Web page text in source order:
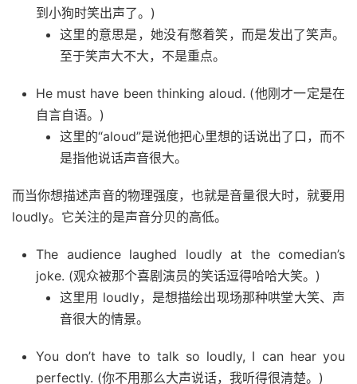
到小狗时笑出声了。)
这里的意思是，她没有憋着笑，而是发出了笑声。
至于笑声大不大，不是重点。
He must have been thinking aloud. (他刚才一定是在
自言自语。)
这里的“aloud”是说他把心里想的话说出了口，而不
是指他说话声音很大。
而当你想描述声音的物理强度，也就是音量很大时，就要用
loudly。它关注的是声音分贝的高低。
The audience laughed loudly at the comedian’s
joke. (观众被那个喜剧演员的笑话逗得哈哈大笑。)
这里用 loudly，是想描绘出现场那种哄堂大笑、声
音很大的情景。
You don’t have to talk so loudly, I can hear you
perfectly. (你不用那么大声说话，我听得很清楚。)